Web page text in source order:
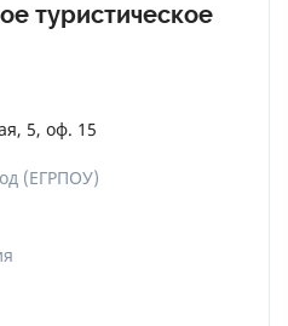
туристическое
5, оф. 15
(ЕГРПОУ)